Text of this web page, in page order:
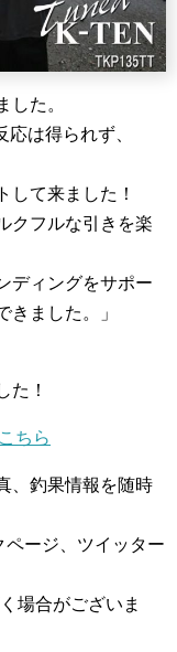
した。
は得られず、
して来ました！
クフルな引きを楽
ディングをサポー
きました。」
た！
ちら
、釣果情報を随時
ージ、ツイッター
場合がございま